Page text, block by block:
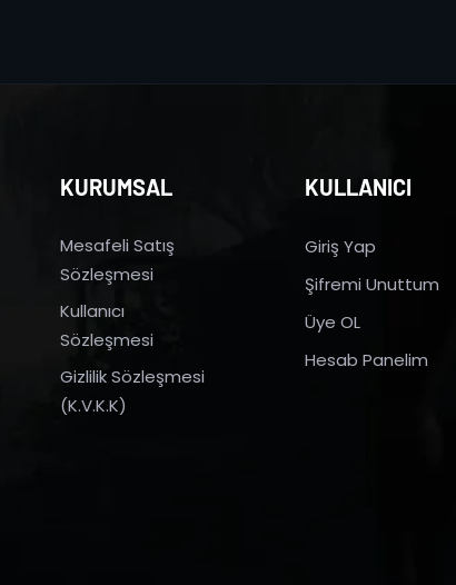
KURUMSAL
Mesafeli Satış
Sözleşmesi
Kullanıcı
Sözleşmesi
Gizlilik Sözleşmesi
(K.V.K.K)
KULLANICI
Giriş Yap
Şifremi Unuttum
Üye OL
Hesab Panelim